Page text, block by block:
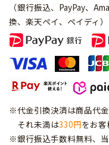
（銀行振込、PayPay、
換、楽天ペイ、ペイディ ）
※代金引換決済は商品代金
それ未満は330円をお客
※銀行振込手数料無料、当